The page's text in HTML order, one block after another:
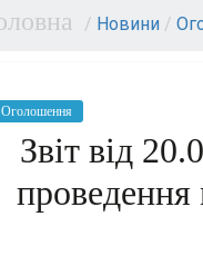
/ Новини /
Оголошення
Звіт від
проведення